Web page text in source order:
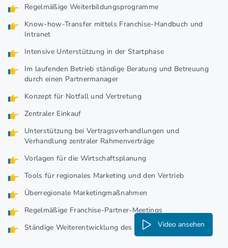
Regelmäßige Weiterbildungsprogramme
Know-how-Transfer mittels Franchise-Handbuch und
Intranet
Intensive Unterstützung in der Startphase
Im laufenden Betrieb ständige Beratung und Betreuung
durch einen Partnermanager
Konzept für Notfall und Vertretung
Zentraler Einkauf
Unterstützung bei Vertragsverhandlungen und
Verhandlung zentraler Rahmenverträge
Vorlagen für die Wirtschaftsplanung
Tools für regionales Marketing und den Vertrieb
Überregionale Marketingmaßnahmen
Regelmäßige Franchise-Partner-Meetings
Ständige Weiterentwicklung des SystemsVideo ansehen